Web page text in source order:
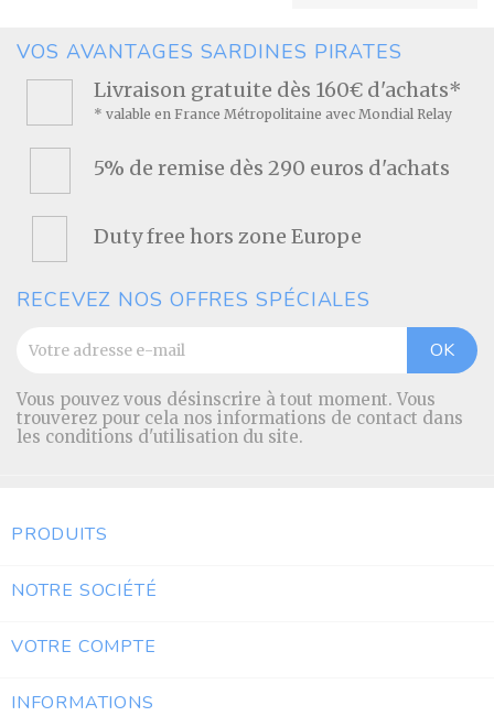
VOS AVANTAGES SARDINES PIRATES
Livraison gratuite dès 160€ d'achats*
* valable en France Métropolitaine avec Mondial Relay
5% de remise dès 290 euros d'achats
Duty free hors zone Europe
RECEVEZ NOS OFFRES SPÉCIALES
Vous pouvez vous désinscrire à tout moment. Vous
trouverez pour cela nos informations de contact dans
les conditions d'utilisation du site.
PRODUITS
NOTRE SOCIÉTÉ
VOTRE COMPTE
INFORMATIONS